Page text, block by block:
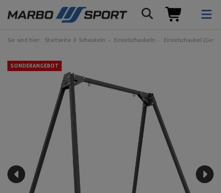
Sie sind hier: Startseite Schaukeln Einzelschaukeln Einzelschaukel
SONDERANGEBOT